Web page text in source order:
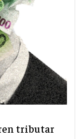
tributar